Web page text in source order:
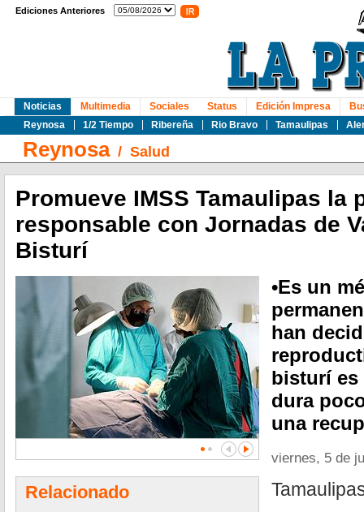
Ediciones Anteriores
Noticias
Reynosa
1/2 Tiempo Ribereña Rio Bravo Tamaulipas
Multimedia Sociales Status Edición Impresa
Reynosa/ Salud
Promueve IMSS Tamaulipas la
responsable con Jornadas de
Bisturí
Relacionado
•Es un
han
bisturí es
dura
una
viernes, 5 de